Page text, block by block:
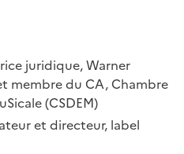
juridique, Warner
membre du CA, Chambre
(CSDEM)
et directeur, label